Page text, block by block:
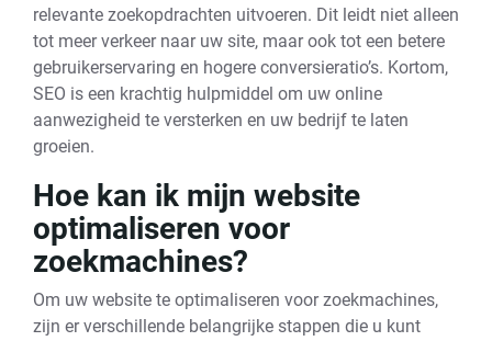
relevante zoekopdrachten uitvoeren. Dit leidt niet alleen
tot meer verkeer naar uw site, maar ook tot een betere
gebruikerservaring en hogere conversieratio’s. Kortom,
SEO is een krachtig hulpmiddel om uw online
aanwezigheid te versterken en uw bedrijf te laten
groeien.
Hoe kan ik mijn website
optimaliseren voor
zoekmachines?
Om uw website te optimaliseren voor zoekmachines,
zijn er verschillende belangrijke stappen die u kunt